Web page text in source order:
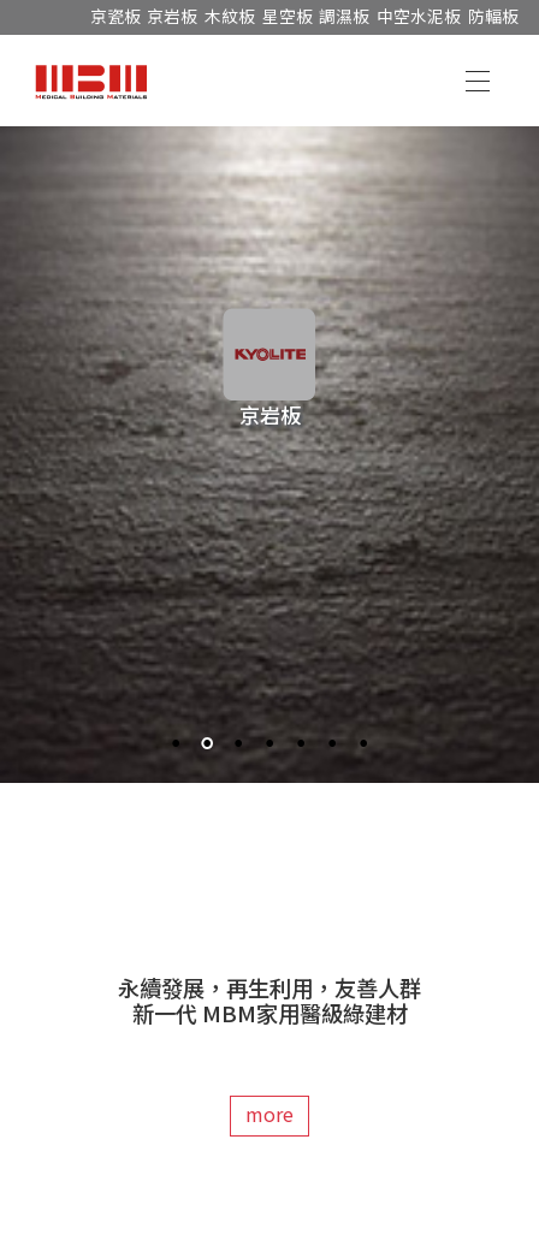
京瓷板 京岩板 木紋板 星空板 調濕板 中空水泥板 防輻板
京岩板
永續發展，再生利用，友善人群
新一代 MBM家用醫級綠建材
more